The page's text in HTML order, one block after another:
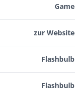
Game
zur Website
Flashbulb
Flashbulb